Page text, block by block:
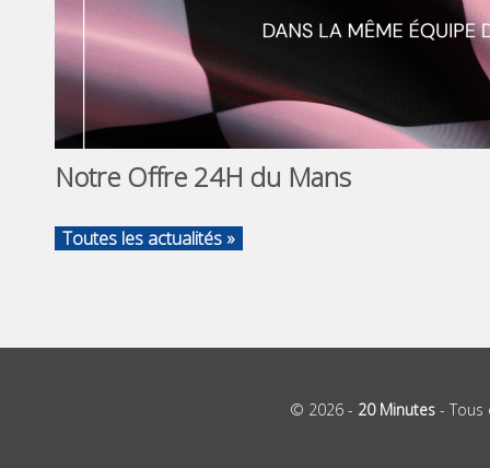
Notre Offre 24H du Mans
Toutes les actualités »
© 2026 - 20 Minutes -